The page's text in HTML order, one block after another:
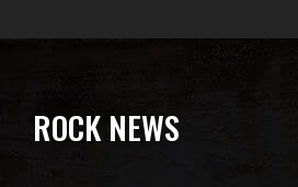
ROCK NEWS